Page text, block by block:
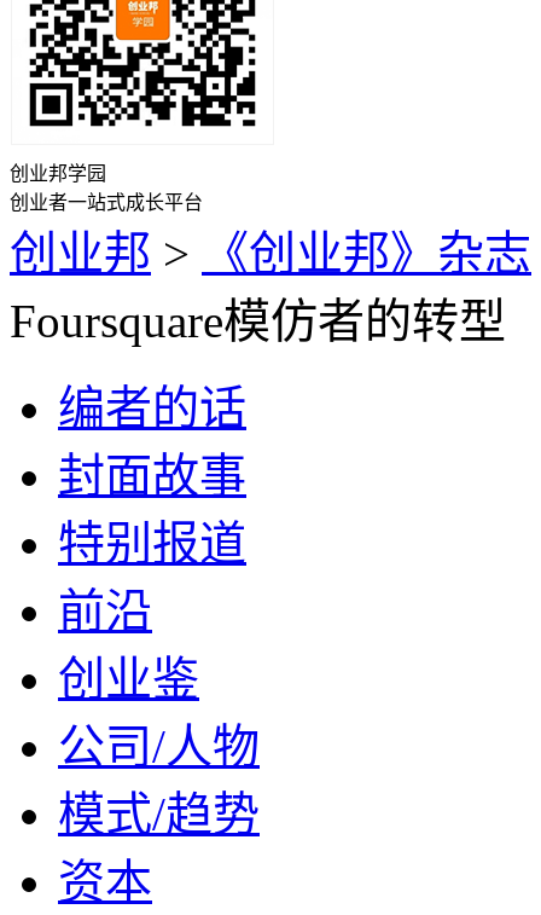
创业邦学园
创业者一站式成长平台
创业邦 > 《创业邦》杂志
Foursquare模仿者的转型
编者的话
封面故事
特别报道
前沿
创业鉴
公司/人物
模式/趋势
资本